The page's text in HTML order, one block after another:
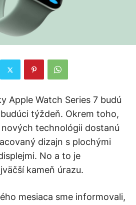
Apple Watch Series 7 budú
týždeň. Okrem toho,
technológii dostanú
dizajn s plochými
No a to je
kameň úrazu.
mesiaca sme informovali,